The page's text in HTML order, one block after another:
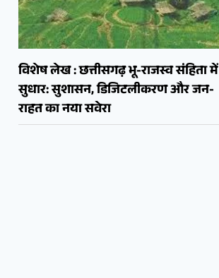
विशेष लेख : छत्तीसगढ़ भू-राजस्व संहिता में
सुधार: सुशासन, डिजिटलीकरण और जन-
राहत का नया सवेरा